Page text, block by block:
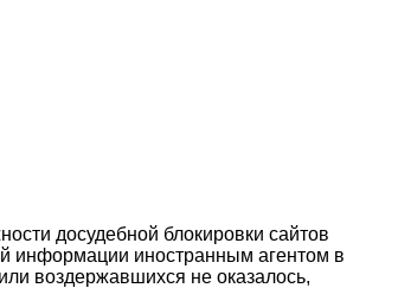
досудебной блокировки сайтов
информации иностранным агентом в
воздержавшихся не оказалось,